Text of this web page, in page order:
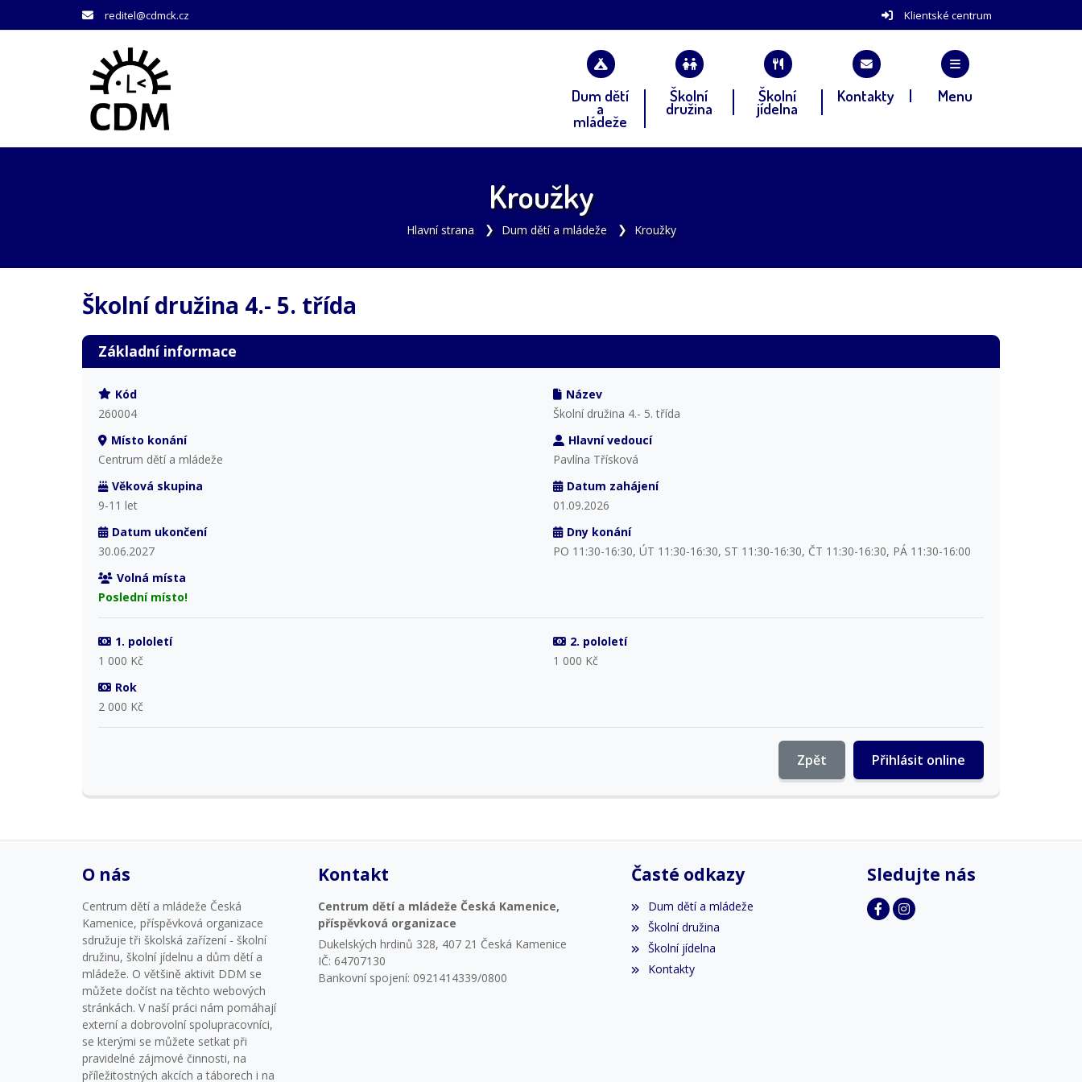
reditel@cdmck.cz Klientské centrum
Dum dětí
a
mládeže
Školní
družina
Školní
jídelna
Kontakty Menu
Kroužky
Hlavní strana Dum dětí a mládeže Kroužky
Školní družina 4.- 5. třída
Základní informace
Kód
260004
Název
Školní družina 4.- 5. třída
Místo konání
Centrum dětí a mládeže
Hlavní vedoucí
Pavlína Třísková
Věková skupina
9-11 let
Datum zahájení
01.09.2026
Datum ukončení
30.06.2027
Dny konání
PO 11:30-16:30, ÚT 11:30-16:30, ST 11:30-16:30, ČT 11:30-16:30, PÁ 11:30-16:00
Volná místa
Poslední místo!
1. pololetí
1 000 Kč
2. pololetí
1 000 Kč
Rok
2 000 Kč
Přihlásit online
Zpět
O nás
Centrum dětí a mládeže Česká
Kamenice, příspěvková organizace
sdružuje tři školská zařízení - školní
družinu, školní jídelnu a dům dětí a
mládeže. O většině aktivit DDM se
můžete dočíst na těchto webových
stránkách. V naší práci nám pomáhají
externí a dobrovolní spolupracovníci,
se kterými se můžete setkat při
pravidelné zájmové činnosti, na
příležitostných akcích a táborech i na
Kontakt
Centrum dětí a mládeže Česká Kamenice,
příspěvková organizace
Dukelských hrdinů 328, 407 21 Česká Kamenice
IČ: 64707130
Bankovní spojení: 0921414339/0800
Časté odkazy
Dum dětí a mládeže
Školní družina
Školní jídelna
Kontakty
Sledujte nás